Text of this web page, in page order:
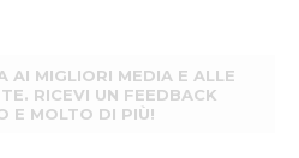
AI MIGLIORI MEDIA E ALLE
RICEVI UN FEEDBACK
E MOLTO DI PIÙ!